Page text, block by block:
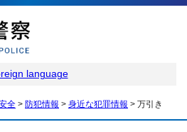
language
全 > 防犯情報 > 身近な犯罪情報 > 万引き